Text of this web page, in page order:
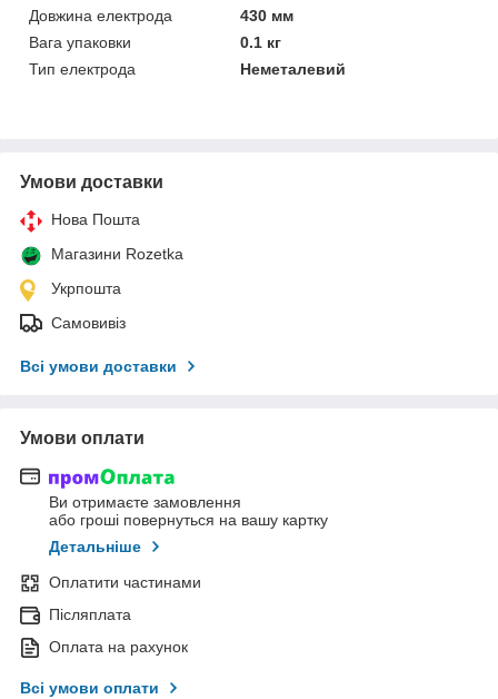
Довжина електрода
430 мм
Вага упаковки
0.1 кг
Тип електрода
Неметалевий
Умови доставки
Нова Пошта
Магазини Rozetka
Укрпошта
Самовивіз
Всі умови доставки
Умови оплати
Ви отримаєте замовлення
або гроші повернуться на вашу картку
Детальніше
Оплатити частинами
Післяплата
Оплата на рахунок
Всі умови оплати